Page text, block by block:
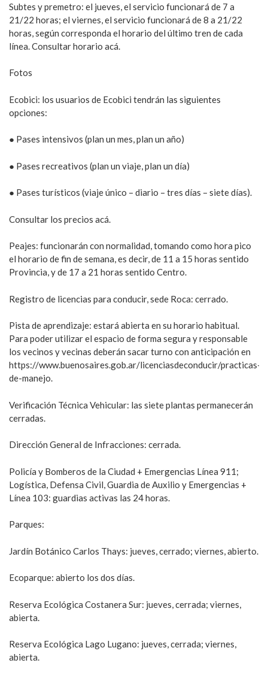
Subtes y premetro: el jueves, el servicio funcionará de 7 a
21/22 horas; el viernes, el servicio funcionará de 8 a 21/22
horas, según corresponda el horario del último tren de cada
línea. Consultar horario acá.
Fotos
Ecobici: los usuarios de Ecobici tendrán las siguientes
opciones:
● Pases intensivos (plan un mes, plan un año)
● Pases recreativos (plan un viaje, plan un día)
● Pases turísticos (viaje único – diario – tres días – siete días).
Consultar los precios acá.
Peajes: funcionarán con normalidad, tomando como hora pico
el horario de fin de semana, es decir, de 11 a 15 horas sentido
Provincia, y de 17 a 21 horas sentido Centro.
Registro de licencias para conducir, sede Roca: cerrado.
Pista de aprendizaje: estará abierta en su horario habitual.
Para poder utilizar el espacio de forma segura y responsable
los vecinos y vecinas deberán sacar turno con anticipación en
https://www.buenosaires.gob.ar/licenciasdeconducir/practicas-
de-manejo.
Verificación Técnica Vehicular: las siete plantas permanecerán
cerradas.
Dirección General de Infracciones: cerrada.
Policía y Bomberos de la Ciudad + Emergencias Línea 911;
Logística, Defensa Civil, Guardia de Auxilio y Emergencias +
Línea 103: guardias activas las 24 horas.
Parques:
Jardín Botánico Carlos Thays: jueves, cerrado; viernes, abierto.
Ecoparque: abierto los dos días.
Reserva Ecológica Costanera Sur: jueves, cerrada; viernes,
abierta.
Reserva Ecológica Lago Lugano: jueves, cerrada; viernes,
abierta.